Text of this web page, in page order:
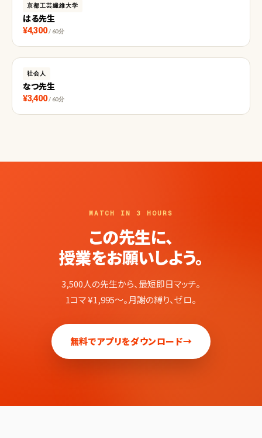
京都工芸繊維大学
はる先生
¥4,300 / 60分
社会人
なつ先生
¥3,400 / 60分
MATCH IN 3 HOURS
この先生に、
授業をお願いしよう。
3,500人の先生から、最短即日マッチ。
1コマ ¥1,995〜。月謝の縛り、ゼロ。
無料でアプリをダウンロード→